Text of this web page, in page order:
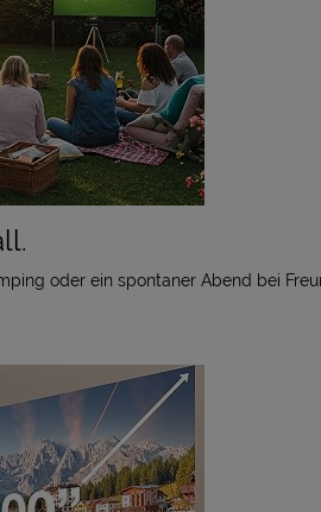
oder ein spontaner Abend bei